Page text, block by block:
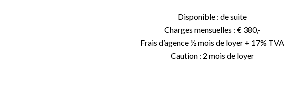
Disponible : de suite
Charges mensuelles : € 380,-
Frais d’agence ½ mois de loyer + 17% TVA
Caution : 2 mois de loyer